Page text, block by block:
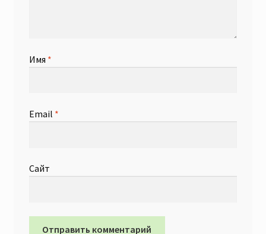
Имя *
Email *
Сайт